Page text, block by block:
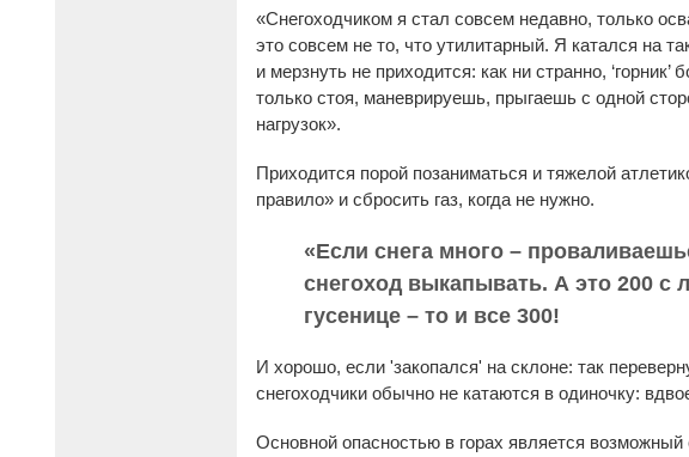
«Снегоходчиком я стал совсем недавно, только
это совсем не то, что утилитарный. Я катался на
и мерзнуть не приходится: как ни странно,
только стоя, маневрируешь, прыгаешь с одной
нагрузок».
Приходится порой позаниматься и тяжелой
правило» и сбросить газ, когда не нужно.
«Если снега много –
снегоход выкапывать. А это 200 с
гусенице – то и все 300!
И хорошо, если 'закопался' на склоне: так
снегоходчики обычно не катаются в одиночку:
Основной опасностью в горах является